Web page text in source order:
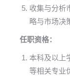
收集与分析
略与市场决
任职资格：
本科及以上
等相关专业